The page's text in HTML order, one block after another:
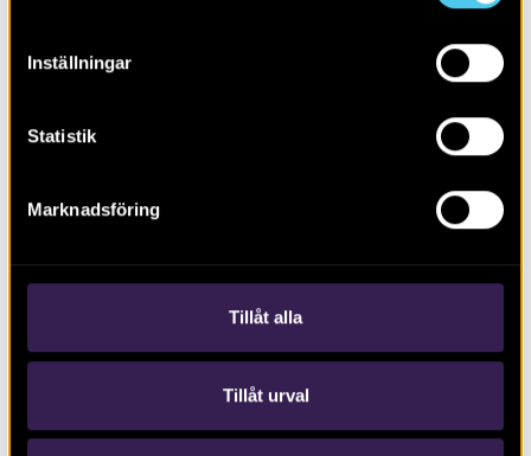
Inställningar
Statistik
Marknadsföring
Tillåt alla
Tillåt urval
trädgårdar och park